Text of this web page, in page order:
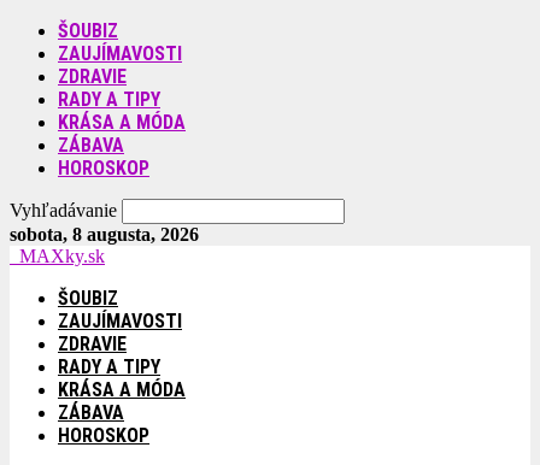
ŠOUBIZ
ZAUJÍMAVOSTI
ZDRAVIE
RADY A TIPY
KRÁSA A MÓDA
ZÁBAVA
HOROSKOP
Vyhľadávanie
sobota, 8 augusta, 2026
MAXky.sk
ŠOUBIZ
ZAUJÍMAVOSTI
ZDRAVIE
RADY A TIPY
KRÁSA A MÓDA
ZÁBAVA
HOROSKOP